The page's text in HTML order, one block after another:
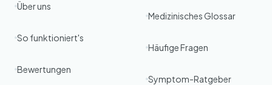
Über uns
So funktioniert's
Bewertungen
Medizinisches Glossar
Häufige Fragen
Symptom-Ratgeber